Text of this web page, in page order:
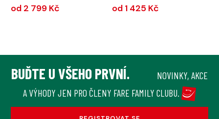
od 2 799 Kč od 1 425 Kč
BUĎTE U VŠEHO PRVNÍ.
NOVINKY, AKCE
A VÝHODY JEN PRO ČLENY FARE FAMILY CLUBU.